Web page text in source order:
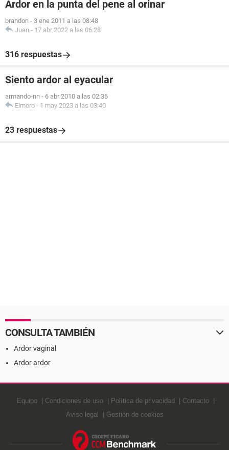
Ardor en la punta del pene al orinar
brandon - 3 ene 2011 a las 08:48
Juan - 17 abr 2022 a las 06:28
316 respuestas
Siento ardor al eyacular
armando-nn - 6 abr 2010 a las 02:36
Elmoro - 1 may 2023 a las 03:40
23 respuestas
CONSULTA TAMBIÉN
Ardor vaginal
Ardor ardor
Equipo Condiciones de uso Política de privacidad
Contacto
Aviso legal
Gestión de cookies